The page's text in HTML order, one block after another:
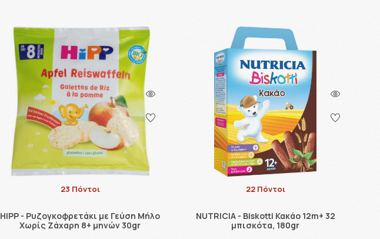
23 Πόντοι
HIPP - Ρυζογκοφρετάκι με Γεύση Μήλο
Χωρίς Ζάχαρη 8+ μηνών 30gr
22 Πόντοι
NUTRICIA - Biskotti Κακάο 12m+ 32
μπισκότα, 180gr